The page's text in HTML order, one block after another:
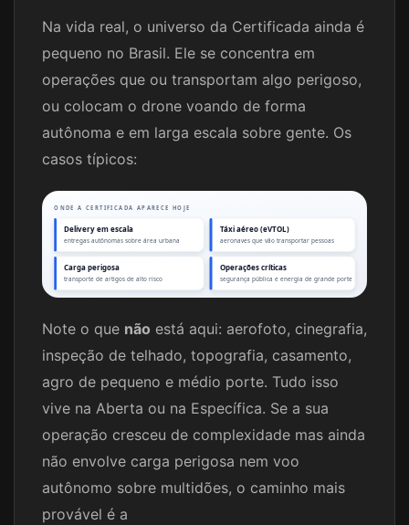
Na vida real, o universo da Certificada ainda é
pequeno no Brasil. Ele se concentra em
operações que ou transportam algo perigoso,
ou colocam o drone voando de forma
autônoma e em larga escala sobre gente. Os
casos típicos:
ONDE A CERTIFICADA APARECE HOJE
Delivery em escala
entregas autônomas sobre área urbana
Táxi aéreo (eVTOL)
aeronaves que vão transportar pessoas
Carga perigosa
transporte de artigos de alto risco
Operações críticas
segurança pública e energia de grande porte
Note o que não está aqui: aerofoto, cinegrafia,
inspeção de telhado, topografia, casamento,
agro de pequeno e médio porte. Tudo isso
vive na Aberta ou na Específica. Se a sua
operação cresceu de complexidade mas ainda
não envolve carga perigosa nem voo
autônomo sobre multidões, o caminho mais
provável é a